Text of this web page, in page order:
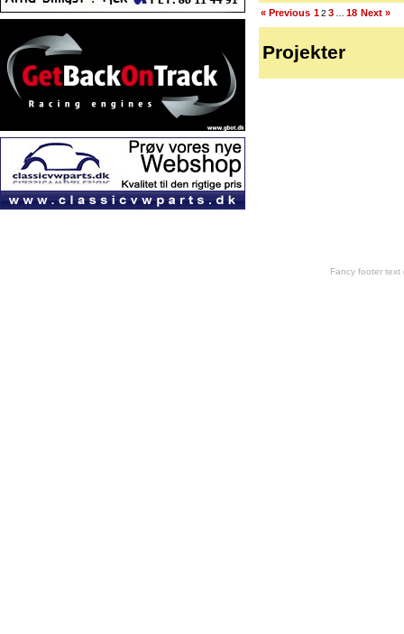
« Previous 12 3 18 Next »
Projekter
Fancy footer